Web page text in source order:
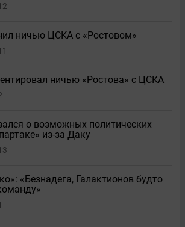
ничью ЦСКА с «Ростовом»
ничью «Ростова» с ЦСКА
о возможных политических
из-за Даку
«Безнадега, Галактионов будто